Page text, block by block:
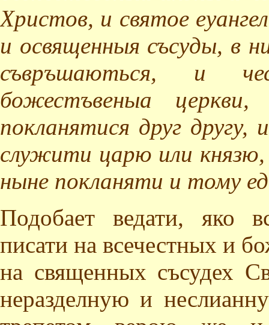
Христов, и святое
и освященныя съсуды, в
съвръшаються, и
божестъвеныа
покланятися друг
служити царю или князю,
ныне покланяти и тому
Подобает ведати, яко
писати на всечестных и
на священных съсудех
неразделную и